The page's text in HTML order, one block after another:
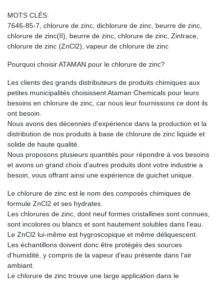
MOTS CLÉS:
7646-85-7, chlorure de zinc, dichlorure de zinc, beurre de zinc,
chlorure de zinc(II), beurre de zinc, chlorure de zinc, Zintrace,
chlorure de zinc (ZnCl2), vapeur de chlorure de zinc
Pourquoi choisir ATAMAN pour le chlorure de zinc?
Les clients des grands distributeurs de produits chimiques aux
petites municipalités choisissent Ataman Chemicals pour leurs
besoins en chlorure de zinc, car nous leur fournissons ce dont ils
ont besoin.
Nous avons des décennies d'expérience dans la production et la
distribution de nos produits à base de chlorure de zinc liquide et
solide de haute qualité.
Nous proposons plusieurs quantités pour répondre à vos besoins
et avons un grand choix d'autres produits dont votre industrie a
besoin, vous offrant ainsi une expérience de guichet unique.
Le chlorure de zinc est le nom des composés chimiques de
formule ZnCl2 et ses hydrates.
Les chlorures de zinc, dont neuf formes cristallines sont connues,
sont incolores ou blancs et sont hautement solubles dans l'eau.
Le ZnCl2 lui-même est hygroscopique et même déliquescent.
Les échantillons doivent donc être protégés des sources
d'humidité, y compris de la vapeur d'eau présente dans l'air
ambiant.
Le chlorure de zinc trouve une large application dans le